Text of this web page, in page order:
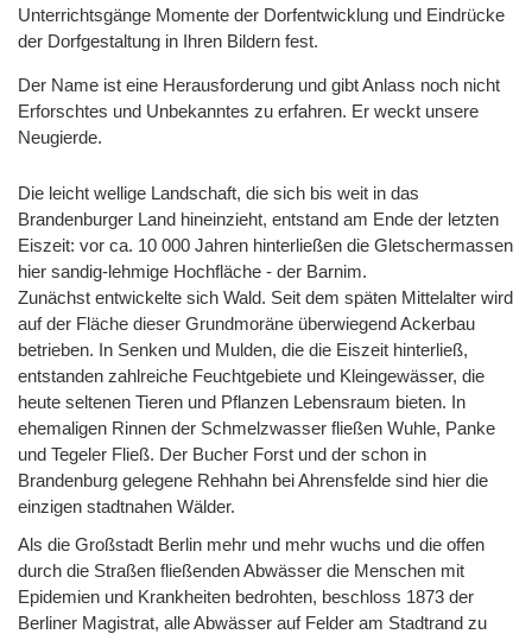
Unterrichtsgänge Momente der Dorfentwicklung und Eindrücke
der Dorfgestaltung in Ihren Bildern fest.
Der Name ist eine Herausforderung und gibt Anlass noch nicht
Erforschtes und Unbekanntes zu erfahren. Er weckt unsere
Neugierde.
Die leicht wellige Landschaft, die sich bis weit in das
Brandenburger Land hineinzieht, entstand am Ende der letzten
Eiszeit: vor ca. 10 000 Jahren hinterließen die Gletschermassen
hier sandig-lehmige Hochfläche - der Barnim.
Zunächst entwickelte sich Wald. Seit dem späten Mittelalter wird
auf der Fläche dieser Grundmoräne überwiegend Ackerbau
betrieben. In Senken und Mulden, die die Eiszeit hinterließ,
entstanden zahlreiche Feuchtgebiete und Kleingewässer, die
heute seltenen Tieren und Pflanzen Lebensraum bieten. In
ehemaligen Rinnen der Schmelzwasser fließen Wuhle, Panke
und Tegeler Fließ. Der Bucher Forst und der schon in
Brandenburg gelegene Rehhahn bei Ahrensfelde sind hier die
einzigen stadtnahen Wälder.
Als die Großstadt Berlin mehr und mehr wuchs und die offen
durch die Straßen fließenden Abwässer die Menschen mit
Epidemien und Krankheiten bedrohten, beschloss 1873 der
Berliner Magistrat, alle Abwässer auf Felder am Stadtrand zu